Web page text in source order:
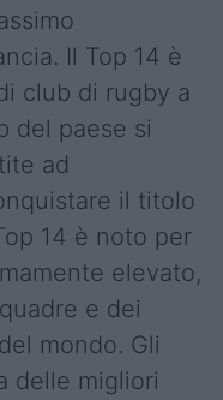
Il Top 14 è
club di rugby a
del paese si
ad
il titolo
14 è noto per
elevato,
e dei
mondo. Gli
delle migliori